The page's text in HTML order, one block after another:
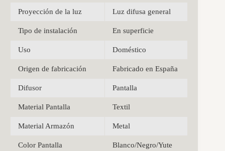
Proyección de la luz Luz difusa general
Tipo de instalación En superficie
Uso Doméstico
Origen de fabricación Fabricado en España
Difusor Pantalla
Material Pantalla Textil
Material Armazón Metal
Color Pantalla Blanco/Negro/Yute